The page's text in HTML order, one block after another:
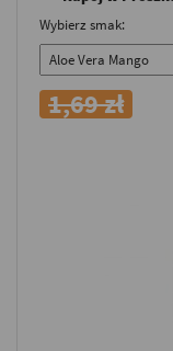
Wybierz smak:
1,69 zł